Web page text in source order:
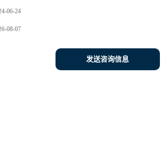
06-24
08-07
发送咨询信息